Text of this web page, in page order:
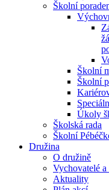
Školní
Školní
Školní
Úkoly
Školská rada
Školní
Družina
O družině
Vychovatelé
Aktuality